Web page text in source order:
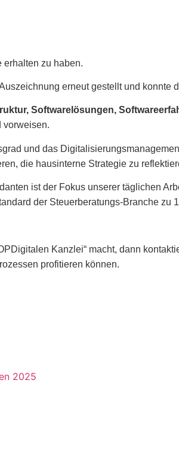
erhalten zu haben.
erneut gestellt und
Softwarelösungen,
vorweisen.
und das
die hausinterne Strategie zu
ist der Fokus unserer täglichen
der Steuerberatungs-Branche
Kanzlei“ macht, dann
profitieren können.
2025